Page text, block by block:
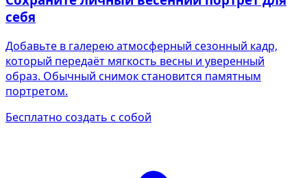
себя
Добавьте в галерею атмосферный сезонный кадр,
который передаёт мягкость весны и уверенный
образ. Обычный снимок становится памятным
портретом.
Бесплатно создать с собой